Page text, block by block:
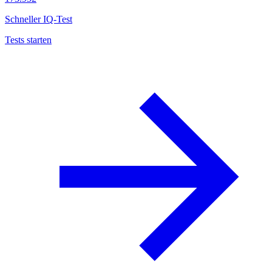
Schneller IQ-Test
Tests starten